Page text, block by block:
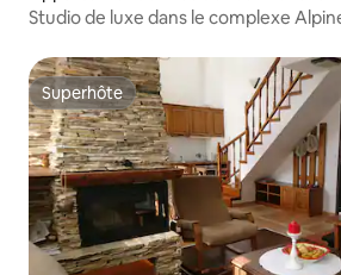
Studio de luxe dans le complexe
Superhôte
Superhôte